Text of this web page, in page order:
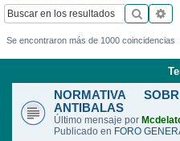
Buscar
Se encontraron más de 1000 coincidencias
NORMATIVA
ANTIBALAS
Último mensaje por
Publicado en FORO